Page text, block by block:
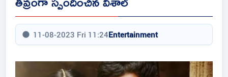
11-08-2023 Fri 11:24Entertainment